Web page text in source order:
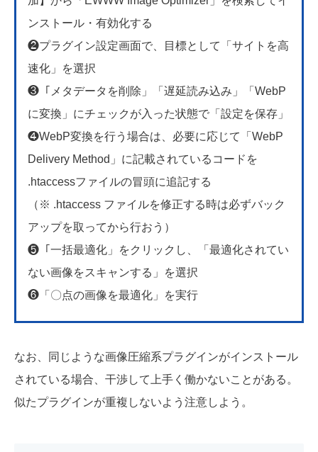
ンストール・有効化する
❷プラグイン設定画面で、目標として「サイトを高
速化」を選択
❸「メタデータを削除」「遅延読み込み」「WebP
に変換」にチェックが入った状態で「設定を保存」
❹WebP変換を行う場合は、必要に応じて「WebP
Delivery Method」に記載されているコードを
.htaccessファイルの冒頭に追記する
（※ .htaccess ファイルを修正する時は必ずバック
アップを取ってから行おう）
❺「一括最適化」をクリックし、「最適化されてい
ない画像をスキャンする」を選択
❻「〇点の画像を最適化」を実行
なお、同じような画像圧縮系プラグインがインストール
されている場合、干渉して上手く働かないことがある。
似たプラグインが重複しないよう注意しよう。